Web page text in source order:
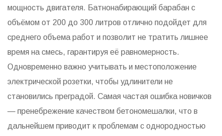
мощность двигателя. Батнонабирающий барабан с
объёмом от 200 до 300 литров отлично подойдет для
среднего объема работ и позволит не тратить лишнее
время на смесь, гарантируя её равномерность.
Одновременно важно учитывать и местоположение
электрической розетки, чтобы удлинители не
становились преградой. Самая частая ошибка новичков
— пренебрежение качеством бетономешалки, что в
дальнейшем приводит к проблемам с однородностью